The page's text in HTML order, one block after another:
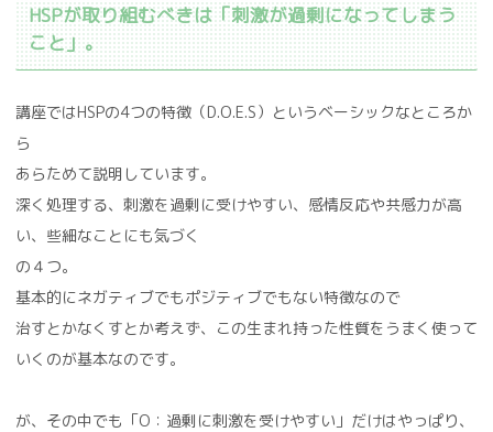
HSPが取り組むべきは「刺激が過剰になってしまう
こと」。
講座ではHSPの4つの特徴（D.O.E.S）というベーシックなところか
ら
あらためて説明しています。
深く処理する、刺激を過剰に受けやすい、感情反応や共感力が高
い、些細なことにも気づく
の４つ。
基本的にネガティブでもポジティブでもない特徴なので
治すとかなくすとか考えず、この生まれ持った性質をうまく使って
いくのが基本なのです。
が、その中でも「O：過剰に刺激を受けやすい」だけはやっぱり、